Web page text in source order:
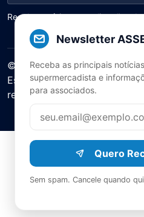
Newsletter
Receba as principais
supermercadista e
para associados.
Quero
Sem spam. Cancele quando
Receba notícias e atualizações
© 2025 ASERJ –
Estado do Rio de
reservados.
Política de